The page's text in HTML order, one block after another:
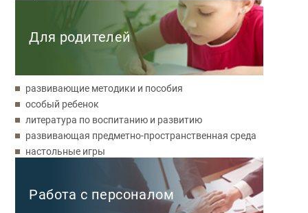
Для родителей
развивающие методики и пособия
особый ребенок
литература по воспитанию и развитию
развивающая предметно-пространственная среда
настольные игры
Работа с персоналом